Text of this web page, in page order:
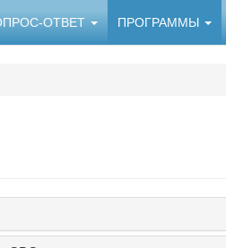
ОТВЕТ ПРОГРАММЫ